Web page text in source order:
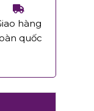
hàng
quốc